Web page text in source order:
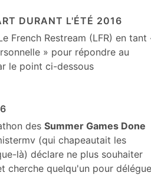
DURANT L'ÉTÉ 2016
French Restream (LFR) en tant
» pour répondre au
le point ci-dessous
des Summer Games Done
(qui chapeautait les
là) déclare ne plus souhaiter
cherche quelqu'un pour